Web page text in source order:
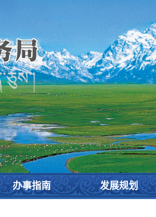
办事指南 发展规划